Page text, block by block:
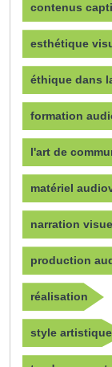
contenus
esthétique
éthique dans
formation
l'art de
matériel
narration
production
réalisation
style artistique